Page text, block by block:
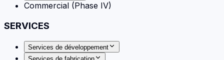
Commercial (Phase IV)
SERVICES
Services de développement
Services de fabrication